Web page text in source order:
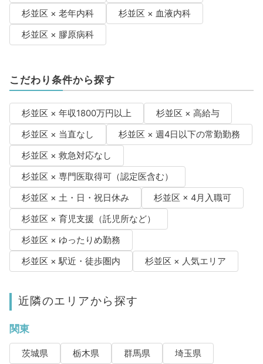
杉並区 × 老年内科
杉並区 × 血液内科
杉並区 × 膠原病科
こだわり条件から探す
杉並区 × 年収1800万円以上
杉並区 × 高給与
杉並区 × 当直なし
杉並区 × 週4日以下の常勤勤務
杉並区 × 救急対応なし
杉並区 × 専門医取得可（認定医含む）
杉並区 × 土・日・祝日休み
杉並区 × 4月入職可
杉並区 × 育児支援（託児所など）
杉並区 × ゆったりめ勤務
杉並区 × 駅近・徒歩圏内
杉並区 × 人気エリア
近隣のエリアから探す
関東
茨城県 栃木県 群馬県
埼玉県